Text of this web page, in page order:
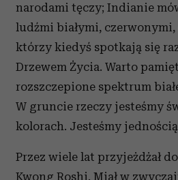
narodami tęczy; Indianie
ludźmi białymi,
którzy kiedyś spotkają się
Drzewem Życia. Warto
rozszczepione spektrum
W gruncie rzeczy jesteśmy
kolorach. Jesteśmy
Przez wiele lat przyjeżdżał
Kwong Roshi. Miał w